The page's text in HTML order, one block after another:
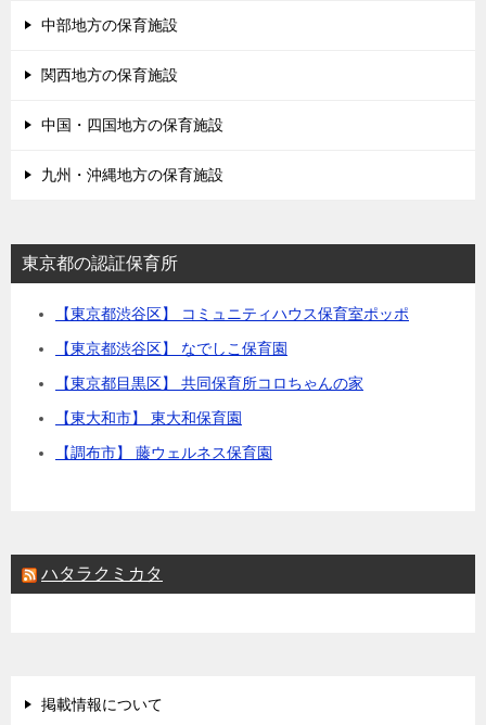
中部地方の保育施設
関西地方の保育施設
中国・四国地方の保育施設
九州・沖縄地方の保育施設
東京都の認証保育所
【東京都渋谷区】 コミュニティハウス保育室ポッポ
【東京都渋谷区】 なでしこ保育園
【東京都目黒区】 共同保育所コロちゃんの家
【東大和市】 東大和保育園
【調布市】 藤ウェルネス保育園
ハタラクミカタ
掲載情報について